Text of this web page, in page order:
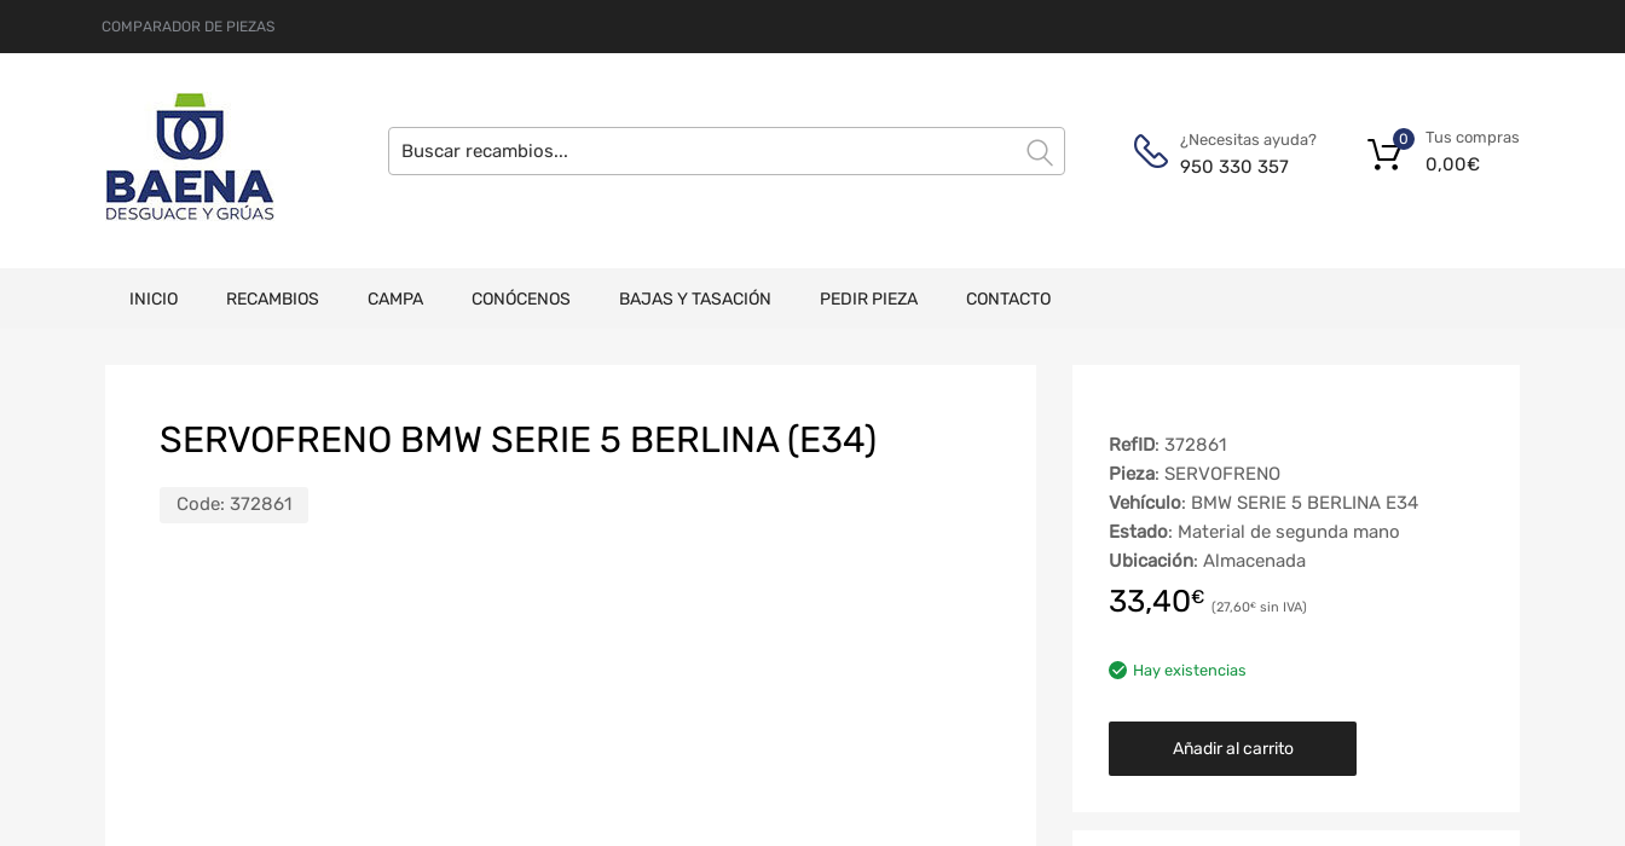
COMPARADOR DE PIEZAS
¿Necesitas ayuda?
950 330 357
Tus compras
0,00€
0
INICIO RECAMBIOS CAMPA CONÓCENOS BAJAS Y TASACIÓN PEDIR PIEZA CONTACTO
SERVOFRENO BMW SERIE 5 BERLINA (E34)
Code: 372861
RefID: 372861
Pieza: SERVOFRENO
Vehículo: BMW SERIE 5 BERLINA E34
Estado: Material de segunda mano
Ubicación: Almacenada
33,40€ 27,60€
Hay existencias
Añadir al carrito